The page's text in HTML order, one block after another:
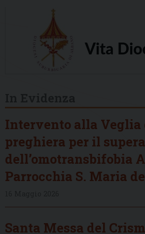
Intervento alla Veglia
preghiera per il
dell’omotransbifobia
Parrocchia S. Maria
Santa Messa del